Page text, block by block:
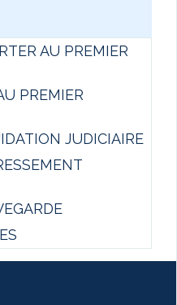
AU PREMIER
PREMIER
JUDICIAIRE